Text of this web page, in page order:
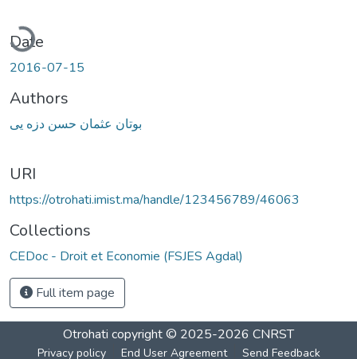
Date
2016-07-15
Authors
بوتان عثمان حسن دزه يى
URI
https://otrohati.imist.ma/handle/123456789/46063
Collections
CEDoc - Droit et Economie (FSJES Agdal)
Full item page
Otrohati copyright © 2025-2026 CNRST
Privacy policy End User Agreement Send Feedback